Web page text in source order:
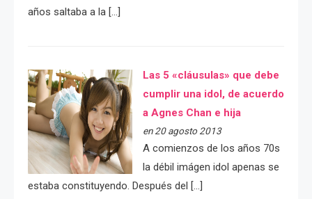
años saltaba a la […]
Las 5 «cláusulas» que debe
cumplir una idol, de acuerdo
a Agnes Chan e hija
en 20 agosto 2013
A comienzos de los años 70s
la débil imágen idol apenas se
estaba constituyendo. Después del […]